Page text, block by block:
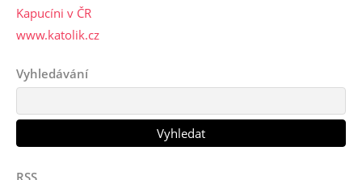
Kapucíni v ČR
www.katolik.cz
Vyhledávání
RSS